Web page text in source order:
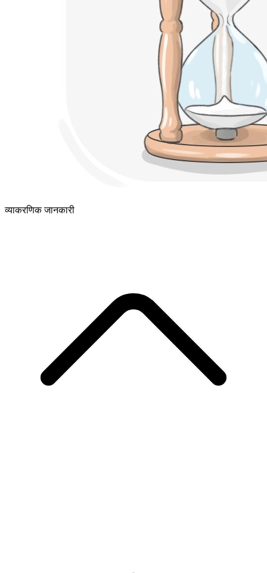
व्याकरणिक जानकारी